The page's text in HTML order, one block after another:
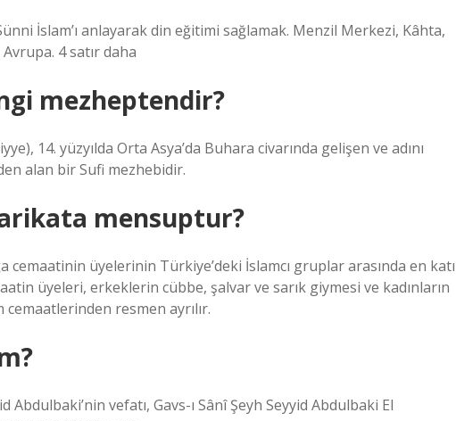
İslam’ı anlayarak din eğitimi sağlamak. Menzil Merkezi, Kâhta,
4 satır daha
mezheptendir?
alan bir Sufi mezhebidir.
mensuptur?
üyelerinin Türkiye’deki İslamcı gruplar arasında en katı
üyeleri, erkeklerin cübbe, şalvar ve sarık giymesi ve kadınların
resmen ayrılır.
vefatı, Gavs-ı Sânî Şeyh Seyyid Abdulbaki El